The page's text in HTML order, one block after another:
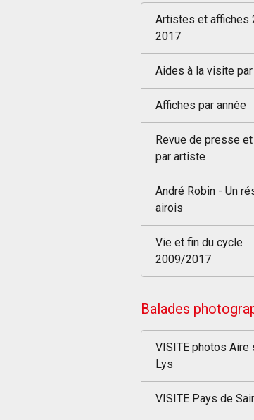
Artistes et affiches
2017
Aides à la visite par
Affiches par année
Revue de presse
par artiste
André Robin - Un
airois
Vie et fin du cycle
2009/2017
Balades
VISITE photos Aire
Lys
VISITE Pays de